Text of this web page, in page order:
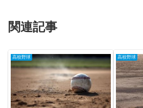
関連記事
高校野球 高校野球